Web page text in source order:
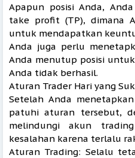
Apapun posisi Anda,
take profit (TP), dimana
untuk mendapatkan
Anda juga perlu
Anda menutup posisi
Anda tidak berhasil.
Aturan Trader Hari yang
Setelah Anda
patuhi aturan tersebut,
melindungi akun
kesalahan karena terlalu
Aturan Trading: Selalu